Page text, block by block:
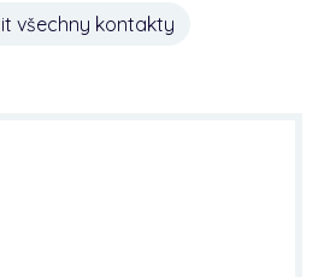
všechny kontakty